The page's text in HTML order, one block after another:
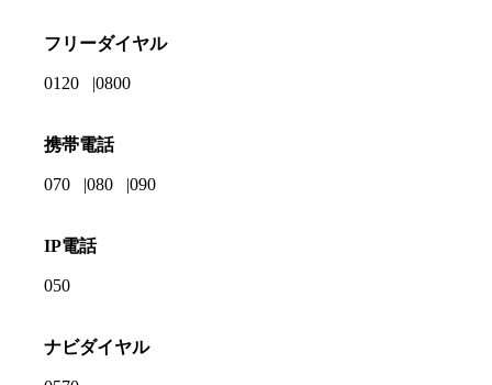
フリーダイヤル
0120 0800
携帯電話
070 080 090
IP電話
050
ナビダイヤル